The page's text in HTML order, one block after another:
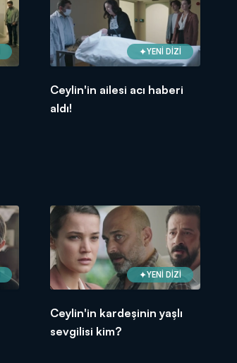
YENİ DİZİ
Ceylin'in ailesi acı haberi
aldı!
YENİ DİZİ
Ceylin'in kardeşinin yaşlı
sevgilisi kim?